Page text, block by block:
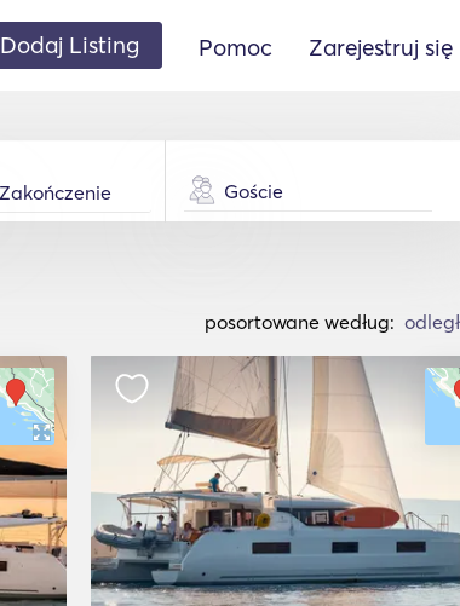
Dodaj Listing Pomoc Zarejestruj się
Goście
posortowane według: